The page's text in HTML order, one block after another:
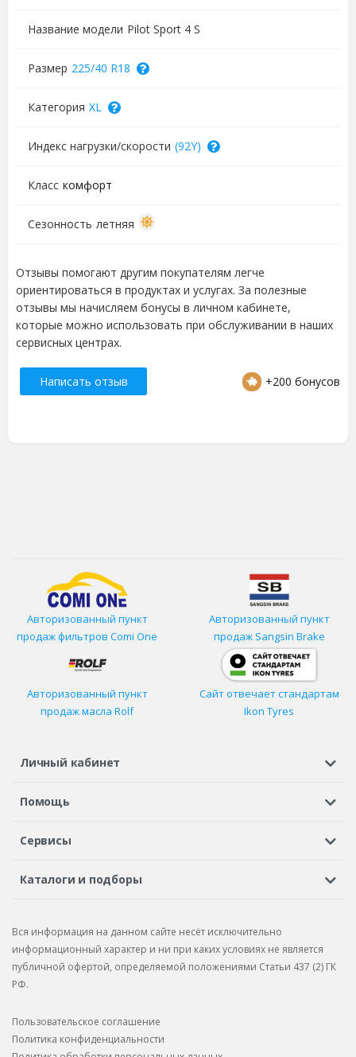
Название модели Pilot Sport 4 S
Размер 225/40 R18
Категория XL
Индекс нагрузки/скорости (92Y)
Класс комфорт
Сезонность летняя
Отзывы помогают другим покупателям легче
ориентироваться в продуктах и услугах. За полезные
отзывы мы начисляем бонусы в личном кабинете,
которые можно использовать при обслуживании в наших
сервисных центрах.
Написать отзыв +200 бонусов
Авторизованный пункт
продаж фильтров Comi One
Авторизованный пункт
продаж Sangsin Brake
Авторизованный пункт
продаж масла Rolf
Сайт отвечает стандартам
Ikon Tyres
Личный кабинет
Регистрация или вход
Помощь
Шины в кредит
Сервисы
Автосервисы
Бонусная программа
Рекламации по услугам
Каталоги и подборы
Подбор запчастей
Каталог запчастей
Вся информация на данном сайте несёт исключительно
информационный характер и ни при каких условиях не является
публичной офертой, определяемой положениями Статьи 437 (2) ГК
РФ.
Пользовательское соглашение
Политика конфиденциальности